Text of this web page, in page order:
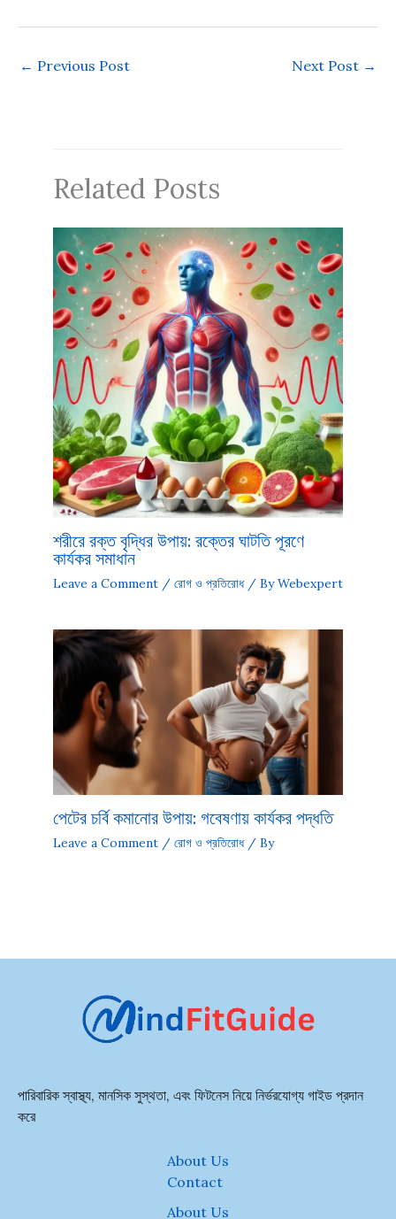
← Previous Post Next Post →
Related Posts
শরীরে রক্ত বৃদ্ধির উপায়: রক্তের ঘাটতি পূরণে
কার্যকর সমাধান
Leave a Comment / রোগ ও প্রতিরোধ/ ByWebexpert
পেটের চর্বি কমানোর উপায়: গবেষণায় কার্যকর পদ্ধতি
Leave a Comment / রোগ ও প্রতিরোধ/ By
পারিবারিক স্বাস্থ্য, মানসিক সুস্থতা, এবং ফিটনেস নিয়ে নির্ভরযোগ্য গাইড প্রদান
করে
About Us
Contact
About Us